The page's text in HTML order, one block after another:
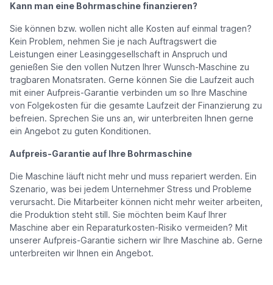
Kann man eine Bohrmaschine finanzieren?
Sie können bzw. wollen nicht alle Kosten auf einmal tragen?
Kein Problem, nehmen Sie je nach Auftragswert die
Leistungen einer Leasinggesellschaft in Anspruch und
genießen Sie den vollen Nutzen Ihrer Wunsch-Maschine zu
tragbaren Monatsraten. Gerne können Sie die Laufzeit auch
mit einer Aufpreis-Garantie verbinden um so Ihre Maschine
von Folgekosten für die gesamte Laufzeit der Finanzierung zu
befreien. Sprechen Sie uns an, wir unterbreiten Ihnen gerne
ein Angebot zu guten Konditionen.
Aufpreis-Garantie auf Ihre Bohrmaschine
Die Maschine läuft nicht mehr und muss repariert werden. Ein
Szenario, was bei jedem Unternehmer Stress und Probleme
verursacht. Die Mitarbeiter können nicht mehr weiter arbeiten,
die Produktion steht still. Sie möchten beim Kauf Ihrer
Maschine aber ein Reparaturkosten-Risiko vermeiden? Mit
unserer Aufpreis-Garantie sichern wir Ihre Maschine ab. Gerne
unterbreiten wir Ihnen ein Angebot.